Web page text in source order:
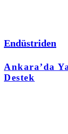
Endüstriden
Ankara’da
Destek